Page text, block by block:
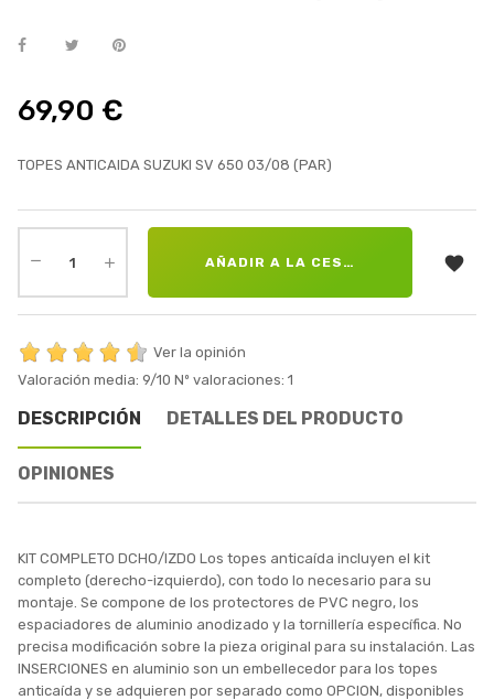
69,90 €
TOPES ANTICAIDA SUZUKI SV 650 03/08 (PAR)
AÑADIR A LA CESTA 
Ver la opinión
Valoración media: 9/10 Nº valoraciones: 1
DESCRIPCIÓN DETALLES DEL PRODUCTO
OPINIONES
KIT COMPLETO DCHO/IZDO Los topes anticaída incluyen el kit
completo (derecho-izquierdo), con todo lo necesario para su
montaje. Se compone de los protectores de PVC negro, los
espaciadores de aluminio anodizado y la tornillería específica. No
precisa modificación sobre la pieza original para su instalación. Las
INSERCIONES en aluminio son un embellecedor para los topes
anticaída y se adquieren por separado como OPCION, disponibles